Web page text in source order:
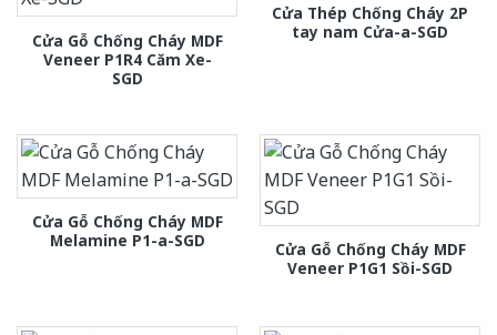
Cửa Gỗ Chống Cháy MDF
Veneer P1R4 Căm Xe-
SGD
Cửa Thép Chống Cháy 2P
tay nam Cửa-a-SGD
Cửa Gỗ Chống Cháy MDF
Melamine P1-a-SGD
Cửa Gỗ Chống Cháy MDF
Veneer P1G1 Sồi-SGD